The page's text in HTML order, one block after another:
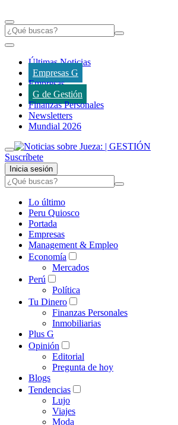
Últimas Noticias
Empresas G
Empresas
G de Gestión
Finanzas Personales
Newsletters
Mundial 2026
Suscríbete
Inicia sesión
Lo último
Peru Quiosco
Portada
Empresas
Management & Empleo
Economía
Mercados
Perú
Política
Tu Dinero
Finanzas Personales
Inmobiliarias
Plus G
Opinión
Editorial
Pregunta de hoy
Blogs
Tendencias
Lujo
Viajes
Moda